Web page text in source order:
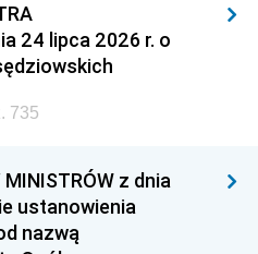
24 lipca 2026 r. o
735
MINISTRÓW z dnia
ustanowienia
nazwą